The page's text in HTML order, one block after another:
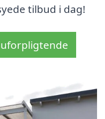
tilbud i dag!